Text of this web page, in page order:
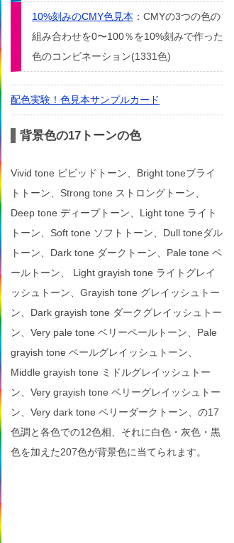
10%刻みのCMY色見本 ：CMYの3つの色の
組み合わせを0〜100％を10%刻みで作った
色のコンビネーション(1331色)
配色実験！色見本サンプルカード
背景色の17トーンの色
Vivid tone ビビッドトーン、Bright toneブライ
トトーン、Strong tone ストロングトーン、
Deep tone ディープトーン、Light tone ライト
トーン、Soft tone ソフトトーン、Dull toneダル
トーン、Dark tone ダークトーン、Pale tone ペ
ールトーン、 Light grayish tone ライトグレイ
ッシュトーン、Grayish tone グレイッシュトー
ン、Dark grayish tone ダークグレイッシュトー
ン、Very pale tone ベリーペールトーン、Pale
grayish tone ペールグレイッシュトーン、
Middle grayish tone ミドルグレイッシュトー
ン、Very grayish tone ベリーグレイッシュトー
ン、Very dark tone ベリーダークトーン、の17
色調と各色での12色相、それに白色・灰色・黒
色を加えた207色が背景色に当てられます。